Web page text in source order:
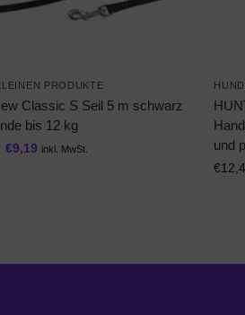
PRODUKTE
Classic S Seil 5 m schwarz
bis 12 kg
€9,19 inkl. MwSt.
und
€